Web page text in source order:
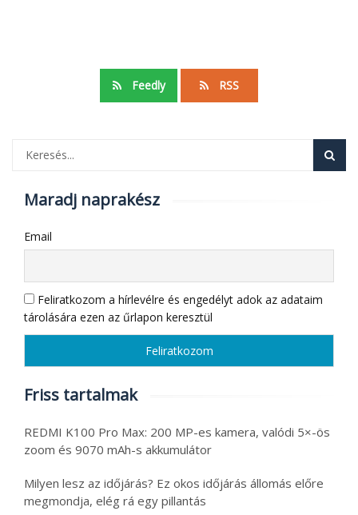
Feedly RSS
Maradj naprakész
Email
Feliratkozom a hírlevélre és engedélyt adok az adataim
tárolására ezen az űrlapon keresztül
Friss tartalmak
REDMI K100 Pro Max: 200 MP-es kamera, valódi 5×-ös
zoom és 9070 mAh-s akkumulátor
Milyen lesz az időjárás? Ez okos időjárás állomás előre
megmondja, elég rá egy pillantás